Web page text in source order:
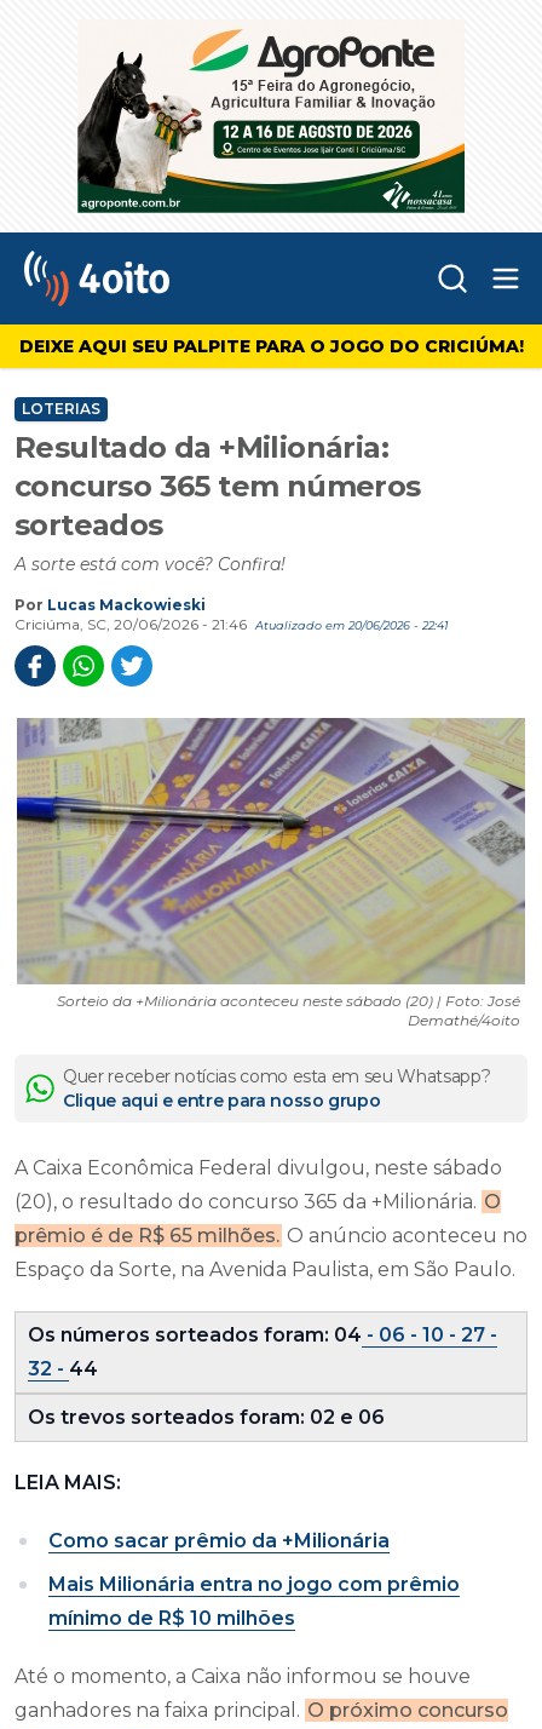
4oito
DEIXE AQUI SEU PALPITE PARA O JOGO DO CRICIÚMA!
LOTERIAS
Resultado da +Milionária:
concurso 365 tem números
sorteados
A sorte está com você? Confira!
Por Lucas Mackowieski
Criciúma, SC, 20/06/2026 - 21:46
Atualizado em 20/06/2026 - 22:41
Sorteio da +Milionária aconteceu neste sábado (20) | Foto: José
Demathé/4oito
Quer receber notícias como esta em seu Whatsapp?
Clique aqui e entre para nosso grupo
A Caixa Econômica Federal divulgou, neste sábado
(20), o resultado do concurso 365 da +Milionária. O
prêmio é de R$ 65 milhões. O anúncio aconteceu no
Espaço da Sorte, na Avenida Paulista, em São Paulo.
Os números sorteados foram: 04 - 06 - 10 - 27 -
32 - 44
Os trevos sorteados foram: 02 e 06
LEIA MAIS:
Como sacar prêmio da +Milionária
Mais Milionária entra no jogo com prêmio
mínimo de R$ 10 milhões
Até o momento, a Caixa não informou se houve
ganhadores na faixa principal. O próximo concurso